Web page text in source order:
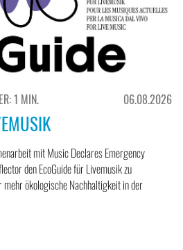
1 MIN. 06.08.2026
mit Music Declares Emergency
den EcoGuide für Livemusik zu
ökologische Nachhaltigkeit in der